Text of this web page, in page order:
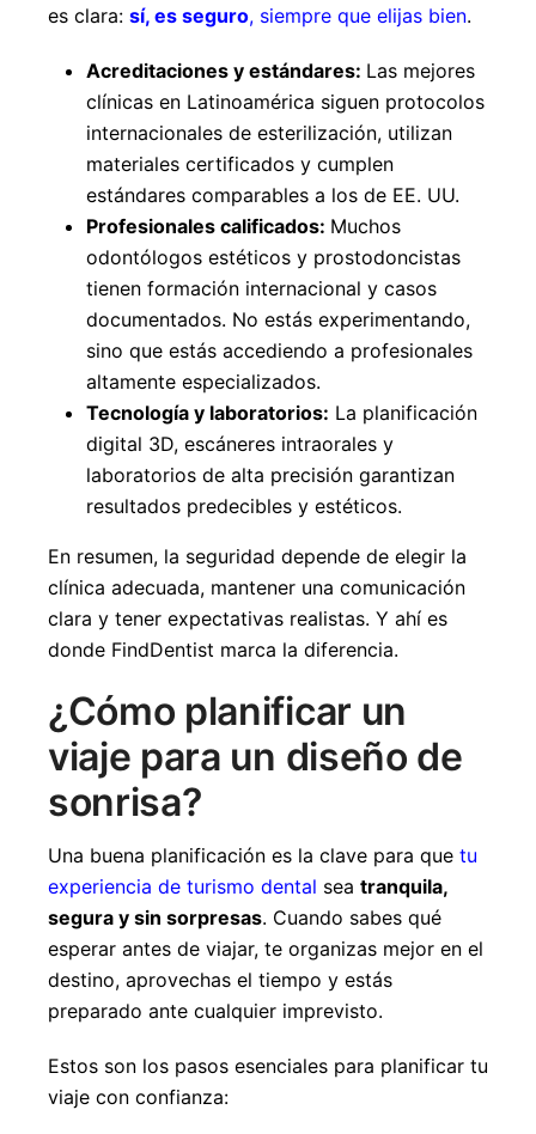
es clara: sí, es seguro, siempre que elijas bien.
Acreditaciones y estándares: Las mejores
clínicas en Latinoamérica siguen protocolos
internacionales de esterilización, utilizan
materiales certificados y cumplen
estándares comparables a los de EE. UU.
Profesionales calificados: Muchos
odontólogos estéticos y prostodoncistas
tienen formación internacional y casos
documentados. No estás experimentando,
sino que estás accediendo a profesionales
altamente especializados.
Tecnología y laboratorios: La planificación
digital 3D, escáneres intraorales y
laboratorios de alta precisión garantizan
resultados predecibles y estéticos.
En resumen, la seguridad depende de elegir la
clínica adecuada, mantener una comunicación
clara y tener expectativas realistas. Y ahí es
donde FindDentist marca la diferencia.
¿Cómo planificar un
viaje para un diseño de
sonrisa?
Una buena planificación es la clave para que tu
experiencia de turismo dental sea tranquila,
segura y sin sorpresas. Cuando sabes qué
esperar antes de viajar, te organizas mejor en el
destino, aprovechas el tiempo y estás
preparado ante cualquier imprevisto.
Estos son los pasos esenciales para planificar tu
viaje con confianza: